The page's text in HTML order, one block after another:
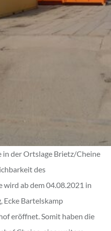
der Ortslage Brietz/Cheine
des
ab dem 04.08.2021 in
Ecke Bartelskamp
eröffnet. Somit haben die